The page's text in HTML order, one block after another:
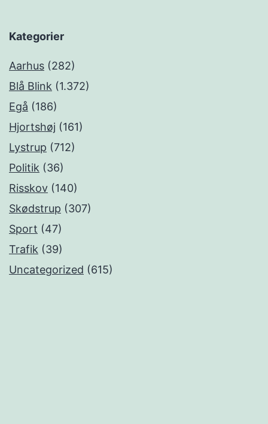
Kategorier
Aarhus (282)
Blå Blink (1.372)
Egå (186)
Hjortshøj (161)
Lystrup (712)
Politik (36)
Risskov (140)
Skødstrup (307)
Sport (47)
Trafik (39)
Uncategorized (615)